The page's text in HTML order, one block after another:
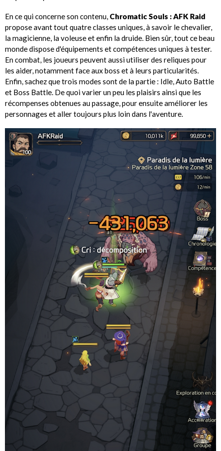
En ce qui concerne son contenu, Chromatic Souls : AFK Raid
propose avant tout quatre classes uniques, à savoir le chevalier,
la magicienne, la voleuse et enfin la druide. Bien sûr, tout ce beau
monde dispose d'équipements et compétences uniques à tester.
En combat, les joueurs peuvent aussi utiliser des reliques pour
les aider, notamment face aux boss et à leurs particularités.
Enfin, sachez que trois modes sont de la partie : Idle, Auto Battle
et Boss Battle. De quoi varier un peu les plaisirs ainsi que les
récompenses obtenues au passage, pour ensuite améliorer les
personnages et aller toujours plus loin dans l'aventure.